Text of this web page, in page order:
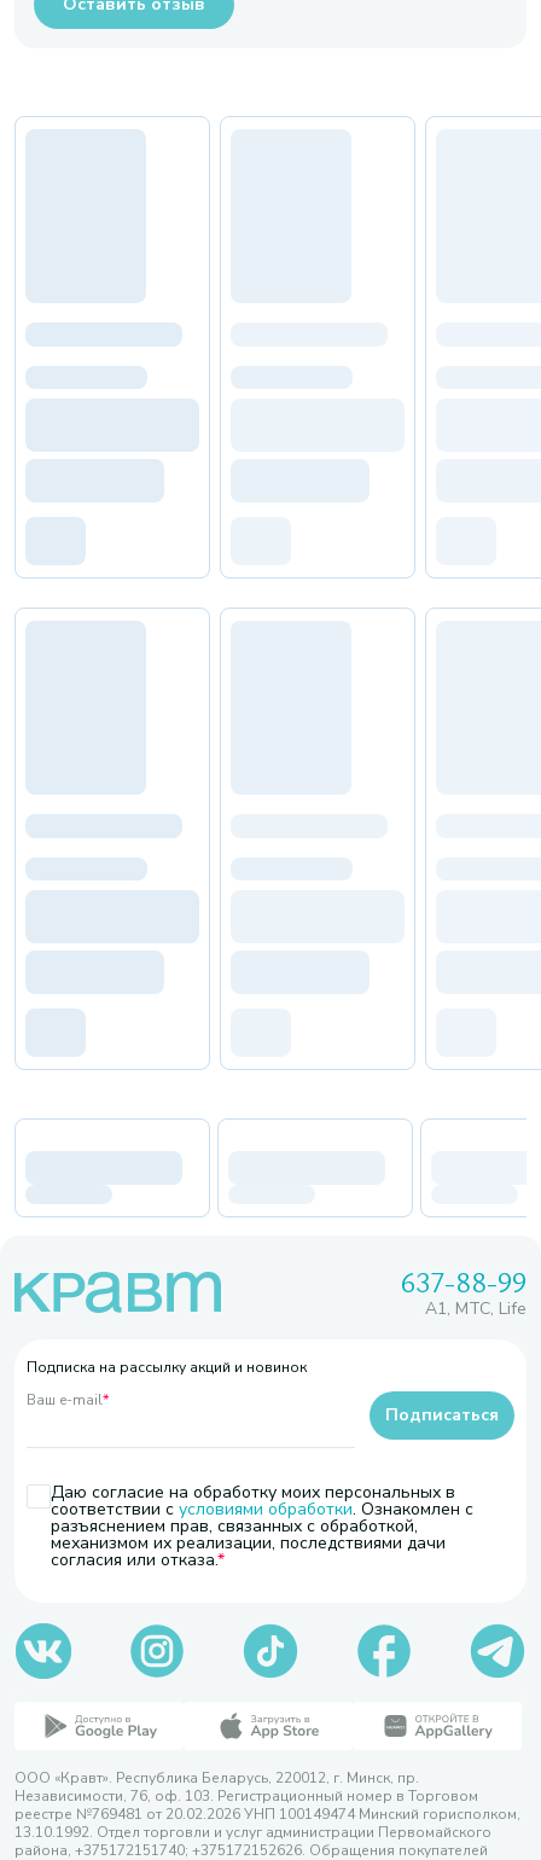
637-88-99
A1, МТС, Life
Подписка на рассылку акций и новинок
Ваш e-mail*
Даю согласие на обработку моих персональных в
соответствии с условиями обработки. Ознакомлен с
разъяснением прав, связанных с обработкой,
механизмом их реализации, последствиями дачи
согласия или отказа.
Подписаться
ООО «Кравт». Республика Беларусь, 220012, г. Минск, пр.
Независимости, 76, оф. 103. Регистрационный номер в Торговом
реестре №769481 от 20.02.2026 УНП 100149474 Минский горисполком,
13.10.1992. Отдел торговли и услуг администрации Первомайского
района, +375172151740; +375172152626. Обращения покупателей